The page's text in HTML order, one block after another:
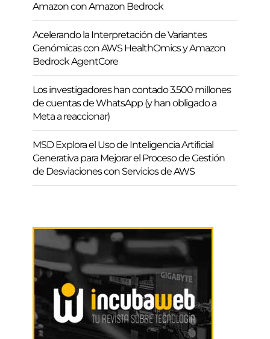
Amazon con Amazon Bedrock
Acelerando la Interpretación de Variantes
Genómicas con AWS HealthOmics y Amazon
Bedrock AgentCore
Los investigadores han contado 3.500 millones
de cuentas de WhatsApp (y han obligado a
Meta a reaccionar)
MSD Explora el Uso de Inteligencia Artificial
Generativa para Mejorar el Proceso de Gestión
de Desviaciones con Servicios de AWS